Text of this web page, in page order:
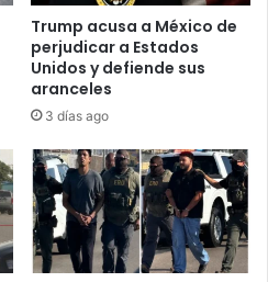
Trump acusa a México de
perjudicar a Estados
Unidos y defiende sus
aranceles
3 días ago